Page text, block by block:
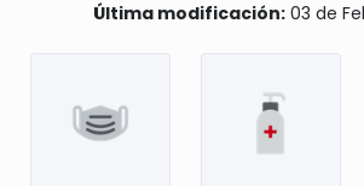
Última modificación:03 de